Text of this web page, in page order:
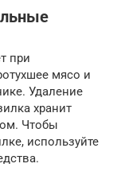
при
мясо и
Удаление
хранит
Чтобы
используйте